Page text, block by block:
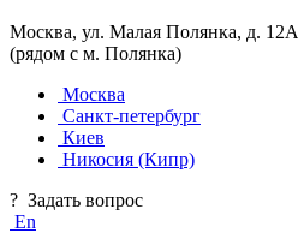
Москва, ул. Малая Полянка, д. 12А
(рядом с м. Полянка)
Москва
Санкт-петербург
Киев
Никосия (Кипр)
? Задать вопрос
En